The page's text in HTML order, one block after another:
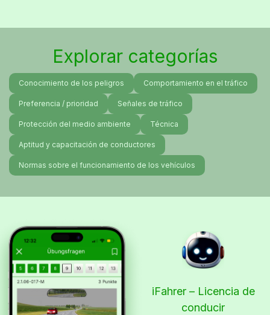
Explorar categorías
Conocimiento de los peligros Comportamiento en el tráfico
Preferencia / prioridad Señales de tráfico
Protección del medio ambiente Técnica
Aptitud y capacitación de conductores
Normas sobre el funcionamiento de los vehículos
iFahrer – Licencia de
conducir